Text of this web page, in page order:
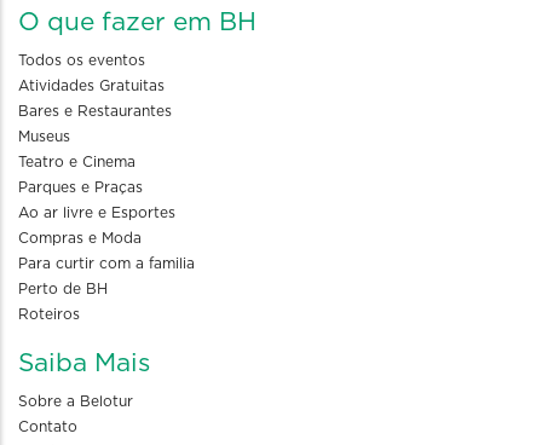
O que fazer em BH
Todos os eventos
Atividades Gratuitas
Bares e Restaurantes
Museus
Teatro e Cinema
Parques e Praças
Ao ar livre e Esportes
Compras e Moda
Para curtir com a familia
Perto de BH
Roteiros
Saiba Mais
Sobre a Belotur
Contato